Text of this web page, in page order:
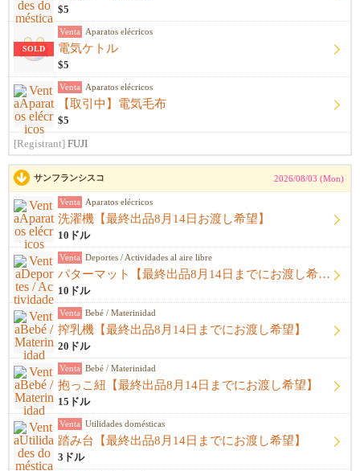
$5
SOLD
Venta Aparatos elécricos
電気ケトル
$5
Venta Aparatos elécricos
【取引中】電気毛布
$5
[Registrant] FUJI
サンフランシスコ 2026/08/03 (Mon)
Venta Aparatos elécricos
洗濯機【最終出品8月14日お渡し希望】
10ドル
Venta Deportes / Actividades al aire libre
パターマット【最終出品8月14日までにお渡し希望】
10ドル
Venta Bebé / Materinidad
搾乳機【最終出品8月14日までにお渡し希望】
20ドル
Venta Bebé / Materinidad
抱っこ紐【最終出品8月14日までにお渡し希望】
15ドル
Venta Utilidades domésticas
踏み台【最終出品8月14日までにお渡し希望】
3ドル